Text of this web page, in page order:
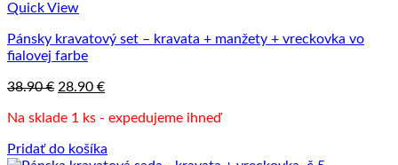
Quick View
Pánsky kravatový set – kravata + manžety + vreckovka vo
fialovej farbe
38.90€ Pôvodná
bola:
28.90 €Aktuálna
je:
Na sklade 1 ks - expedujeme ihneď
Pridať do košíka